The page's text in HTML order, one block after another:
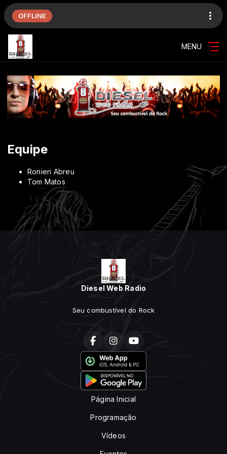
OFFLINE
MENU
Equipe
Ronieri Abreu
Tom Matos
Diesel Web Radio
Seu combustível do Rock
Página Inicial
Programação
Vídeos